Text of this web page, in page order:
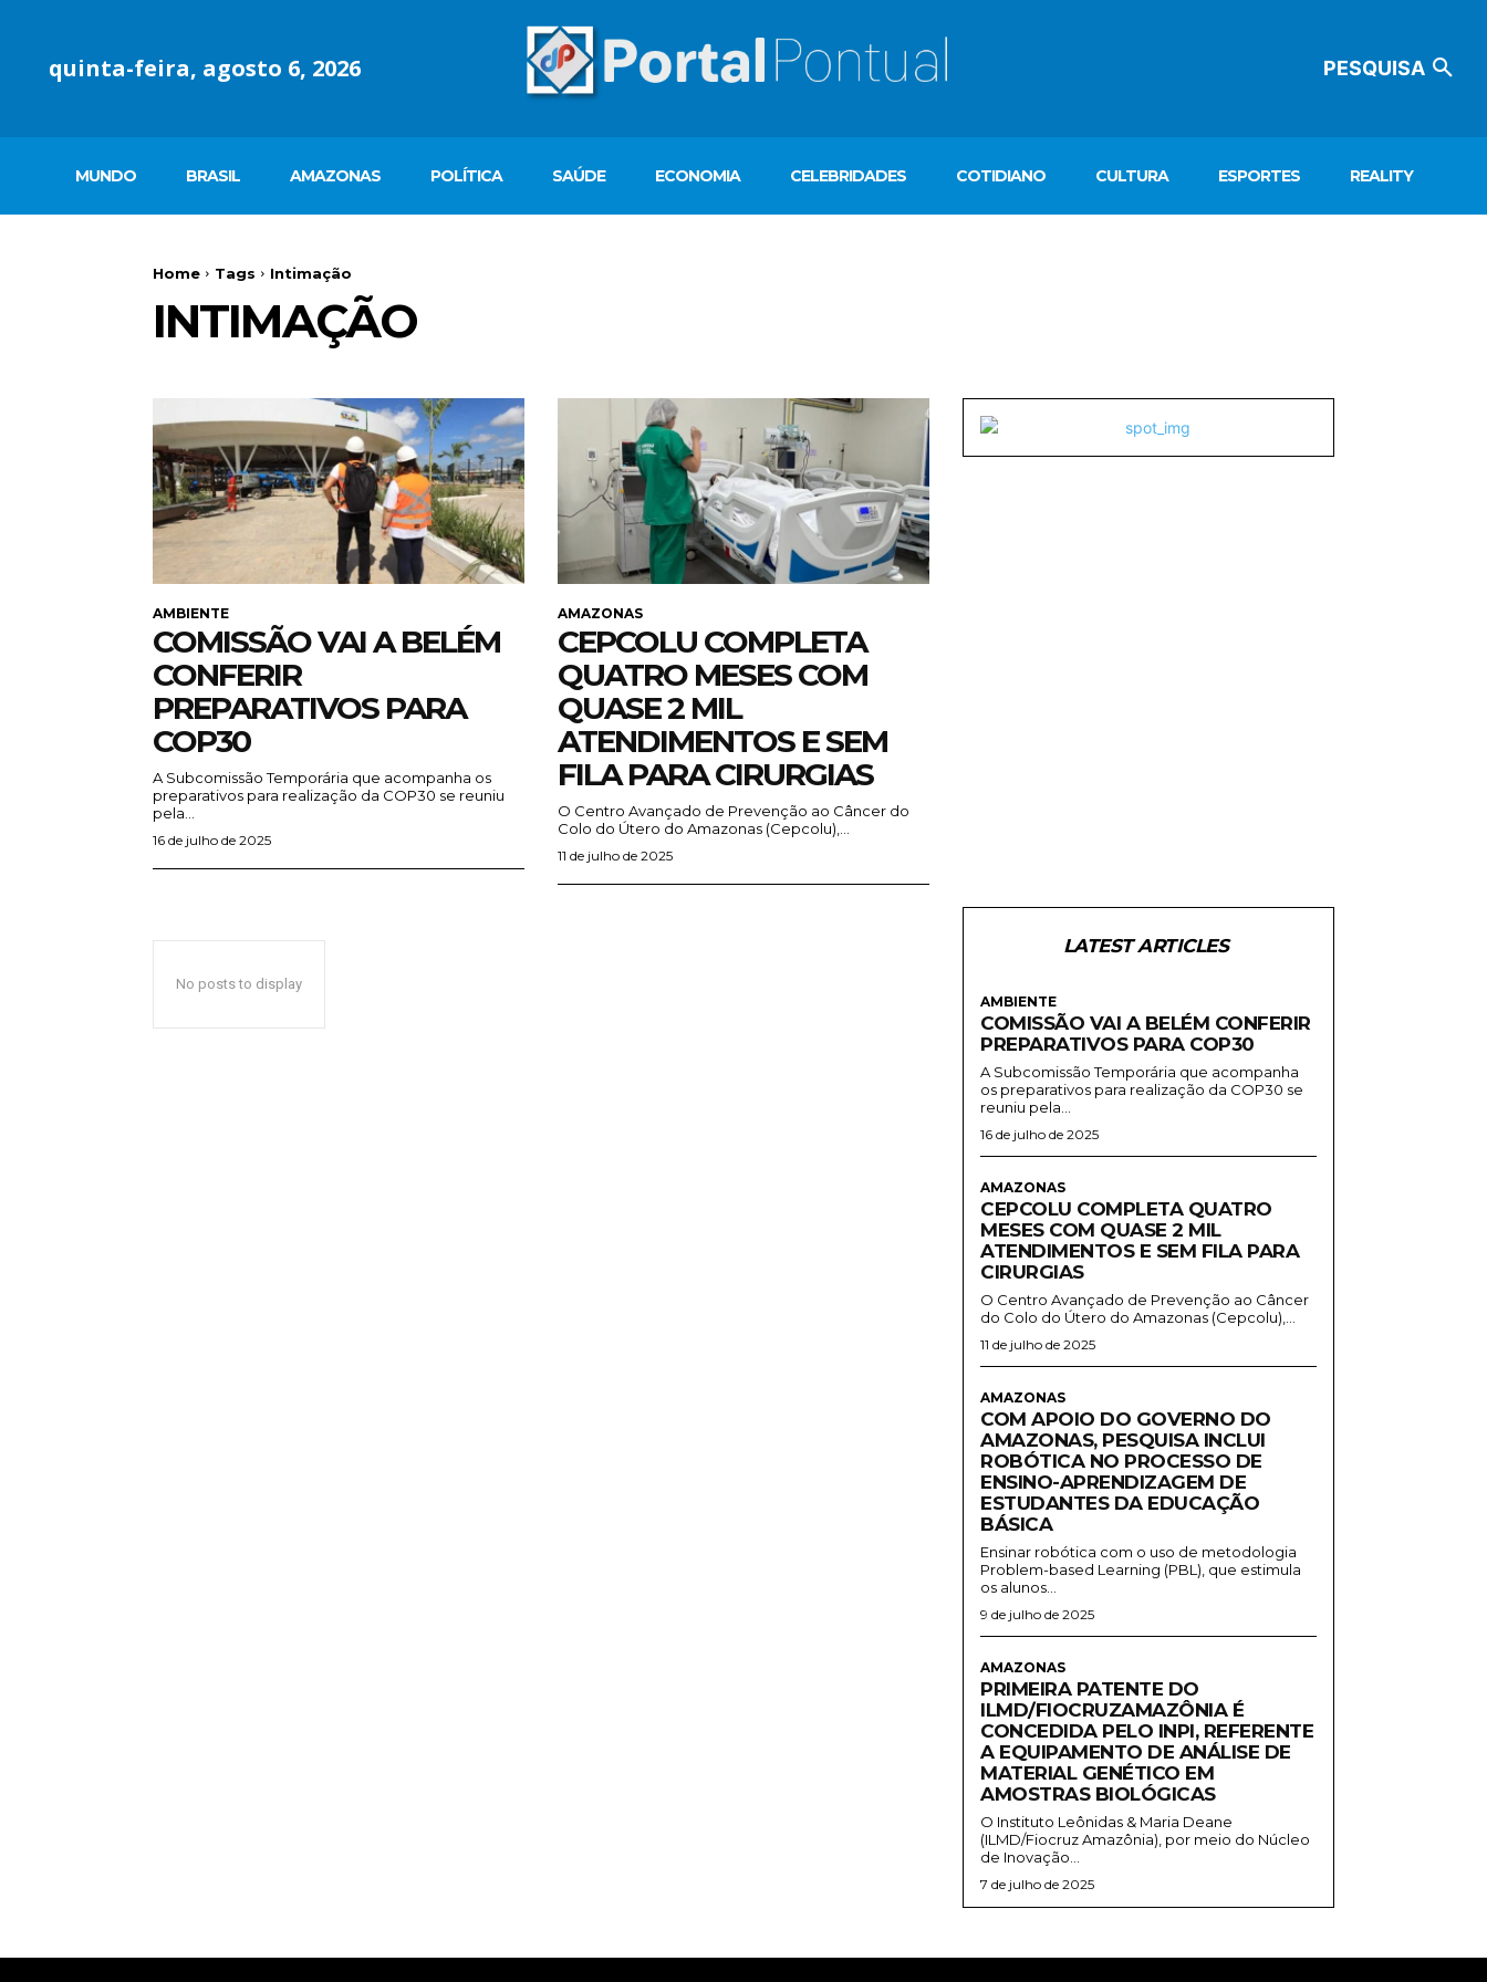
quinta-feira, agosto 6, 2026 PESQUISA
MUNDO BRASIL AMAZONAS POLÍTICA SAÚDE ECONOMIA CELEBRIDADES COTIDIANO CULTURA ESPORTES REALITY
Home Tags Intimação
INTIMAÇÃO
AMBIENTE
COMISSÃO VAI A BELÉM
CONFERIR
PREPARATIVOS PARA
COP30
A Subcomissão Temporária que acompanha os
preparativos para realização da COP30 se reuniu
pela...
16 de julho de 2025
AMAZONAS
CEPCOLU COMPLETA
QUATRO MESES COM
QUASE 2 MIL
ATENDIMENTOS E SEM
FILA PARA CIRURGIAS
O Centro Avançado de Prevenção ao Câncer do
Colo do Útero do Amazonas (Cepcolu),...
11 de julho de 2025
No posts to display
LATEST ARTICLES
AMBIENTE
COMISSÃO VAI A BELÉM CONFERIR
PREPARATIVOS PARA COP30
A Subcomissão Temporária que acompanha
os preparativos para realização da COP30 se
reuniu pela...
16 de julho de 2025
AMAZONAS
CEPCOLU COMPLETA QUATRO
MESES COM QUASE 2 MIL
ATENDIMENTOS E SEM FILA PARA
CIRURGIAS
O Centro Avançado de Prevenção ao Câncer
do Colo do Útero do Amazonas (Cepcolu),...
11 de julho de 2025
AMAZONAS
COM APOIO DO GOVERNO DO
AMAZONAS, PESQUISA INCLUI
ROBÓTICA NO PROCESSO DE
ENSINO-APRENDIZAGEM DE
ESTUDANTES DA EDUCAÇÃO
BÁSICA
Ensinar robótica com o uso de metodologia
Problem-based Learning (PBL), que estimula
os alunos...
9 de julho de 2025
AMAZONAS
PRIMEIRA PATENTE DO
ILMD/FIOCRUZAMAZÔNIA É
CONCEDIDA PELO INPI, REFERENTE
A EQUIPAMENTO DE ANÁLISE DE
MATERIAL GENÉTICO EM
AMOSTRAS BIOLÓGICAS
O Instituto Leônidas & Maria Deane
(ILMD/Fiocruz Amazônia), por meio do Núcleo
de Inovação...
7 de julho de 2025